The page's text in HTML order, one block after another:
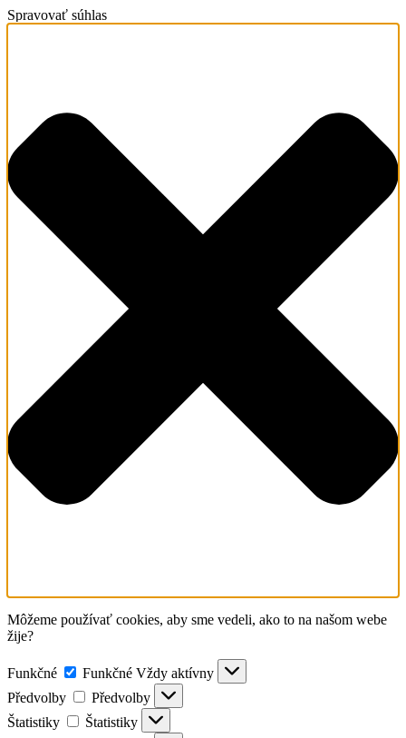
Spravovať súhlas
Môžeme používať cookies, aby sme vedeli, ako to na našom webe
žije?
Funkčné Funkčné Vždy aktívny
Předvolby
Předvolby
Štatistiky
Štatistiky